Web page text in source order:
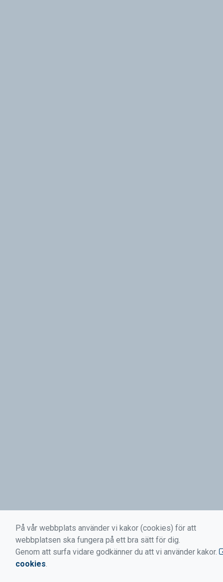
På vår webbplats använder vi kakor (cookies) för att
webbplatsen ska fungera på ett bra sätt för dig.
Genom att surfa vidare godkänner du att vi använder kakor.
cookies.